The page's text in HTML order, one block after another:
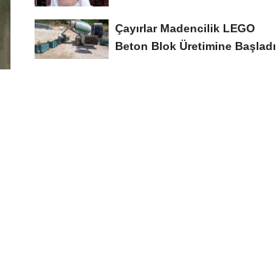
Çayırlar Madencilik LEGO
Beton Blok Üretimine Başladı